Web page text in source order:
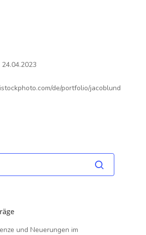
24.04.2023
de/portfolio/jacoblund
und Neuerungen im